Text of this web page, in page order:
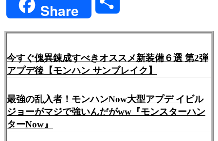
Share
今すぐ傀異錬成すべきオススメ新装備６選 第2弾
アプデ後【モンハン サンブレイク】
最強の乱入者！モンハンNow大型アプデ イビル
ジョーがマジで強いんだがww『モンスターハン
ターNow』